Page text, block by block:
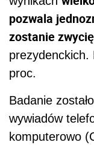
pozwala
zostanie
prezydenckich.
proc.
Badanie
wywiadów
komputerowo